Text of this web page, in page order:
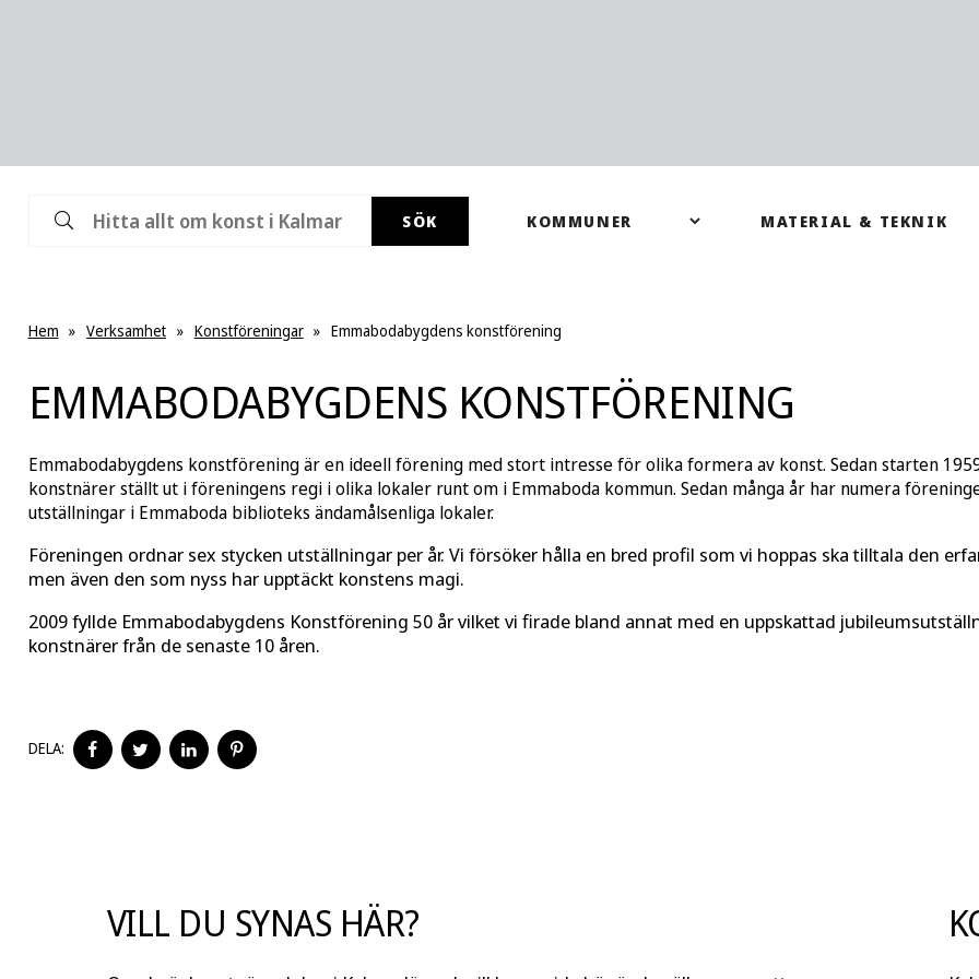
SÖK
Hem » Verksamhet » Konstföreningar » Emmabodabygdens konstförening
EMMABODABYGDENS KONSTFÖRENING
Emmabodabygdens konstförening är en ideell förening med stort intresse för olika formera av konst. Sedan starten
konstnärer ställt ut i föreningens regi i olika lokaler runt om i Emmaboda kommun. Sedan många år har numera
utställningar i Emmaboda biblioteks ändamålsenliga lokaler.
Föreningen ordnar sex stycken utställningar per år. Vi försöker hålla en bred profil som vi hoppas ska tilltala den
men även den som nyss har upptäckt konstens magi.
2009 fyllde Emmabodabygdens Konstförening 50 år vilket vi firade bland annat med en uppskattad
konstnärer från de senaste 10 åren.
DELA:
DELA
PÅ
DELA
PÅ
DELA
PÅ
DELA
PÅ
VILL DU SYNAS HÄR?